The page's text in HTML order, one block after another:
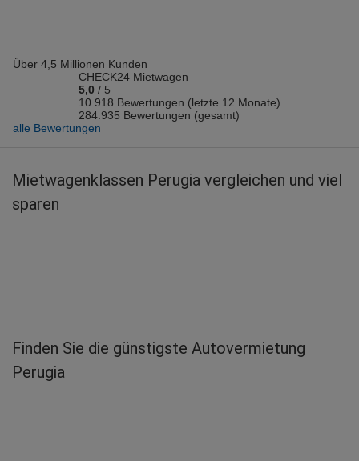
Ingo R.
abgegeben am 18.06.2026
Abholort: Perugia Flughafen
Vermieter: Noleggiare
Abholort: Perugia
Vermieter: Budget
Abholort: Perugia Flughafen
Vermieter: Avis
Über 4,5 Millionen Kunden
CHECK24 Mietwagen
5,0 / 5
10.918 Bewertungen (letzte 12 Monate)
284.935 Bewertungen (gesamt)
alle Bewertungen
Mietwagenklassen Perugia vergleichen und viel
sparen
Finden Sie die günstigste Autovermietung
Perugia